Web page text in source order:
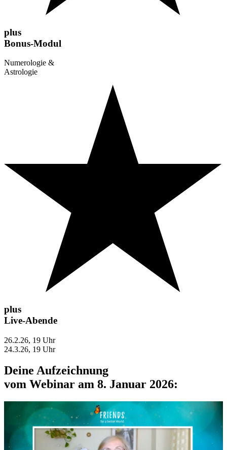
plus
Bonus-Modul
Numerologie &
Astrologie
plus
Live-Abende
26.2.26, 19 Uhr
24.3.26, 19 Uhr
Deine Aufzeichnung
vom Webinar am 8. Januar 2026: